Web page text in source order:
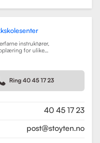
instruktører,
for ulike
grunnkurs og
er kjent for sin
til elevenes
gjør
Ring 40 45 17 23
40 45 17 23
post@stoyten.no